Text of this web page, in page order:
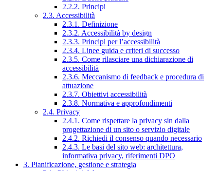
2.2.2. Principi
2.3. Accessibilità
2.3.1. Definizione
2.3.2. Accessibilità by design
2.3.3. Principi per l’accessibilità
2.3.4. Linee guida e criteri di successo
2.3.5. Come rilasciare una dichiarazione di
accessibilità
2.3.6. Meccanismo di feedback e procedura di
attuazione
2.3.7. Obiettivi accessibilità
2.3.8. Normativa e approfondimenti
2.4. Privacy
2.4.1. Come rispettare la privacy sin dalla
progettazione di un sito o servizio digitale
2.4.2. Richiedi il consenso quando necessario
2.4.3. Le basi del sito web: architettura,
informativa privacy, riferimenti DPO
3. Pianificazione, gestione e strategia